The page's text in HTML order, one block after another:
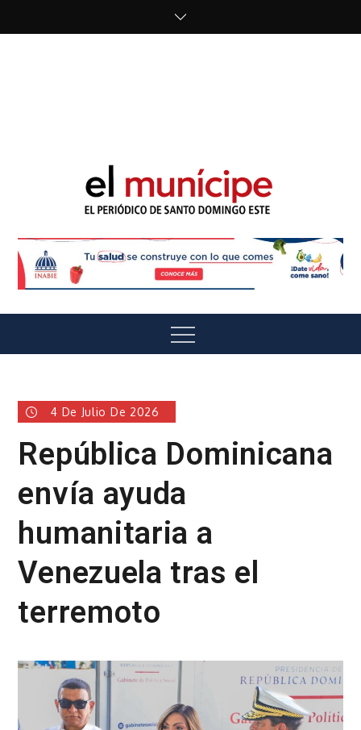
El Munícipe
Menu
4 De Julio De 2026
República Dominicana
envía ayuda
humanitaria a
Venezuela tras el
terremoto